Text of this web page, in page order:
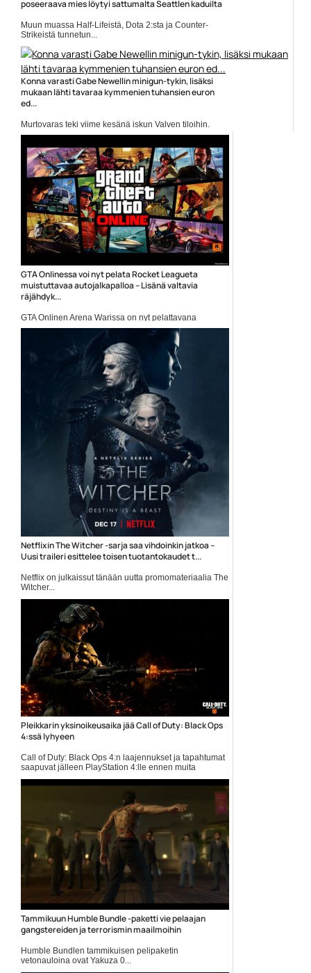
poseeraava mies löytyi sattumalta Seattlen kaduilta
Muun muassa Half-Lifeistä, Dota 2:sta ja Counter-
Strikeistä tunnetun...
Pelit
Konna varasti Gabe Newellin minigun-tykin, lisäksi
mukaan lähti tavaraa kymmenien tuhansien euron
ed...
Murtovaras teki viime kesänä iskun Valven tiloihin.
Valven...
Gabe Newell
GTA Onlinessa voi nyt pelata Rocket Leagueta
muistuttavaa autojalkapalloa – Lisänä valtavia
räjähdyk...
GTA Onlinen Arena Warissa on nyt pelattavana
Rocket...
Netflixin The Witcher -sarja saa vihdoinkin jatkoa –
Uusi traileri esittelee toisen tuotantokaudet t...
Netflix on julkaissut tänään uutta promomateriaalia The
Witcher...
Elokuvauutiset
Pleikkarin yksinoikeusaika jää Call of Duty: Black Ops
4:ssä lyhyeen
Call of Duty: Black Ops 4:n laajennukset ja tapahtumat
saapuvat jälleen PlayStation 4:lle ennen muita
alustoja. Yksinoikeusaikaa on kuitenkin lyhennetty
tuntuvasti. Call of Duty -pelien laajennukset ja muu
Tammikuun Humble Bundle -paketti vie pelaajan
gangstereiden ja terrorismin maailmoihin
Humble Bundlen tammikuisen pelipaketin
vetonauloina ovat Yakuza 0...